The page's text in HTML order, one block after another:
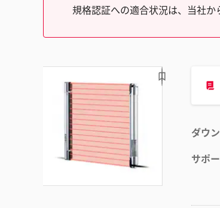
規格認証への適合状況は、当社か
ダウ
サポ